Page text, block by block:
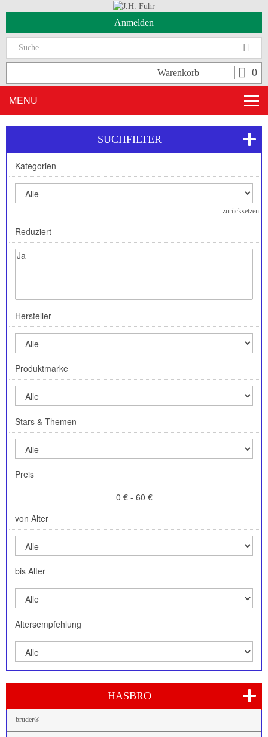
Anmelden
Warenkorb 0
MENU
SUCHFILTER
Kategorien
zurücksetzen
Reduziert
Hersteller
Produktmarke
Stars & Themen
Preis
0 € - 60 €
von Alter
bis Alter
Altersempfehlung
HASBRO
bruder®